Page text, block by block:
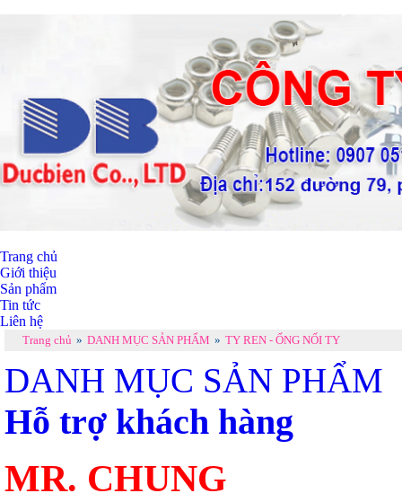
Trang chủ
Giới thiệu
Sản phẩm
Tin tức
Liên hệ
Trang chủ » DANH MỤC SẢN PHẨM » TY REN - ỐNG NỐI TY
DANH MỤC SẢN PHẨM
Hỗ trợ khách hàng
MR. CHUNG